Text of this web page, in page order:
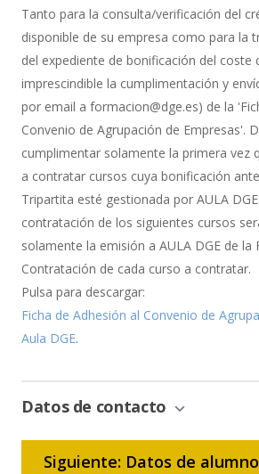
de
Bonificación
Tanto para la consulta/verificación del
disponible de su empresa como para la
del expediente de bonificación del coste
imprescindible la cumplimentación y
por email a formacion@dge.es) de la
Convenio de Agrupación de Empresas'.
cumplimentar solamente la primera vez
a contratar cursos cuya bonificación
Tripartita esté gestionada por AULA
contratación de los siguientes cursos
solamente la emisión a AULA DGE de la
Contratación de cada curso a contratar.
Pulsa para descargar:
Ficha de Adhesión al Convenio de
Aula DGE.
Datos de contacto
Siguiente: Datos de